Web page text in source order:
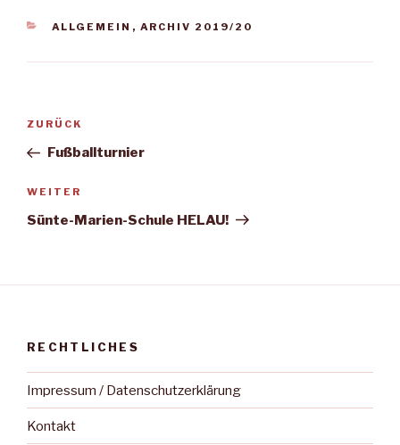
KATEGORIEN
ALLGEMEIN , ARCHIV 2019/20
Beitragsnavigation
Vorheriger
Beitrag
ZURÜCK
Fußballturnier
Nächster
Beitrag
WEITER
Sünte-Marien-Schule HELAU!
RECHTLICHES
Impressum / Datenschutzerklärung
Kontakt